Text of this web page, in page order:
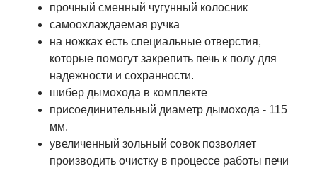
прочный сменный чугунный колосник
самоохлаждаемая ручка
на ножках есть специальные отверстия,
которые помогут закрепить печь к полу для
надежности и сохранности.
шибер дымохода в комплекте
присоединительный диаметр дымохода - 115
мм.
увеличенный зольный совок позволяет
производить очистку в процессе работы печи